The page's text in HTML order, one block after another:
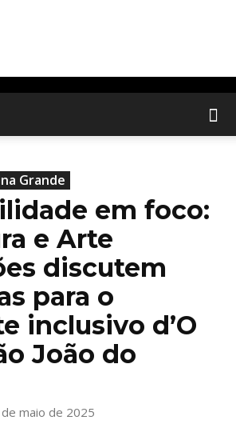
Grande
em foco:
e Arte
discutem
para o
inclusivo d’O
João do
maio de 2025